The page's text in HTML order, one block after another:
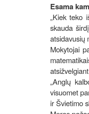
Esama
„Kiek teko
skauda
atsidavusių
Mokytojai
„Anglų
visuomet
ir Švietimo